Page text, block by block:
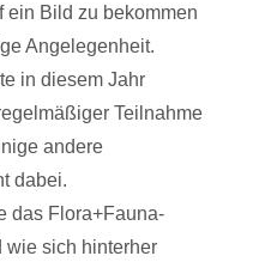
ein Bild zu bekommen
Angelegenheit.
in diesem Jahr
Teilnahme
andere
dabei.
das Flora+Fauna-
wie sich hinterher